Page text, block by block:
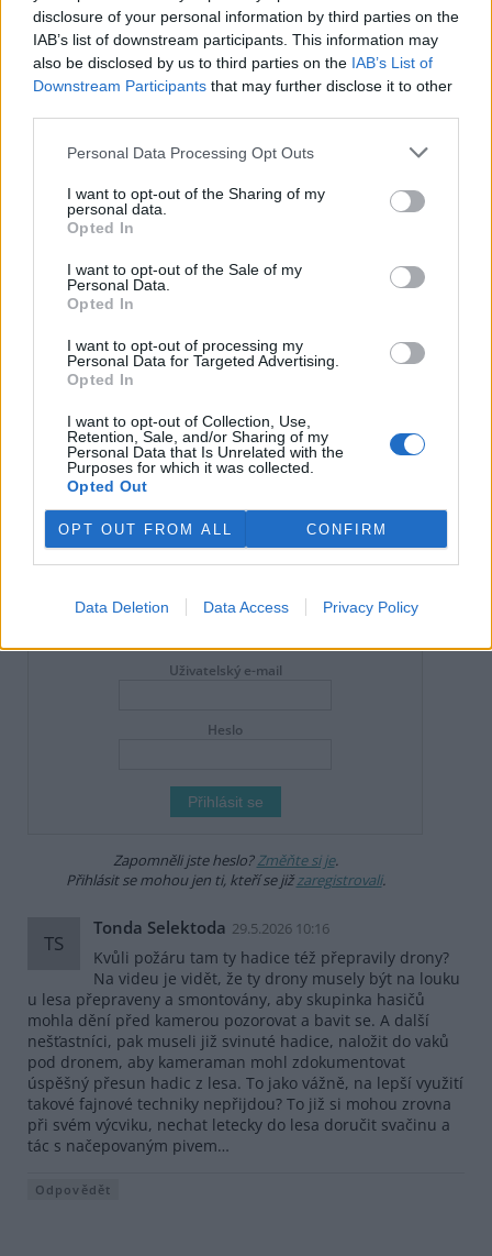
disclosure of your personal information by third parties on the
IAB’s list of downstream participants. This information may
also be disclosed by us to third parties on the IAB’s List of
Downstream Participants that may further disclose it to other
Personal Data Processing Opt Outs
I want to opt-out of the Sharing of my
personal data.
Opted In
I want to opt-out of the Sale of my
Personal Data.
Opted In
I want to opt-out of processing my
Personal Data for Targeted Advertising.
Opted In
I want to opt-out of Collection, Use,
Retention, Sale, and/or Sharing of my
Personal Data that Is Unrelated with the
Purposes for which it was collected.
Opted Out
OPT OUT FROM ALL CONFIRM
Data Deletion Data Access Privacy Policy
Dále čtěte |
Čtyři roky po velkém požáru v
České Švýcarsku: spontánní
obnova zeleně, nová
systém požární prevence
Německým hasičům se po
000 hektarů lesa
Online diskuse
Redakce Ekolistu vítá čtenářské názory, komentáře a postřehy. Tím,
že zde publikujete svůj příspěvek, se ale zároveň zavazujete
dodržovatpravidla diskuse. V případě porušení si redakce
vyhrazuje právo smazat diskusní příspěvěk
Všechny komentáře (1)
Uživatelský e-mail
Heslo
Zapomněli jste heslo?Změňte si je.
Přihlásit se mohou jen ti, kteří se jižzaregistrovali.
TS
Tonda Selektoda 29.5.2026 10:16
Kvůli požáru tam ty hadice též přepravily drony?
Na videu je vidět, že ty drony musely být na louku
u lesa přepraveny a smontovány, aby skupinka hasičů
mohla dění před kamerou pozorovat a bavit se. A další
nešťastníci, pak museli již svinuté hadice, naložit do vaků
pod dronem, aby kameraman mohl zdokumentovat
úspěšný přesun hadic z lesa. To jako vážně, na lepší využití
takové fajnové techniky nepřijdou? To již si mohou zrovna
při svém výcviku, nechat letecky do lesa doručit svačinu a
tác s načepovaným pivem…
Odpovědět